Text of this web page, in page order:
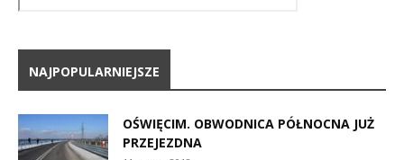
NAJPOPULARNIEJSZE
OŚWIĘCIM. OBWODNICA PÓŁNOCNA JUŻ
PRZEJEZDNA